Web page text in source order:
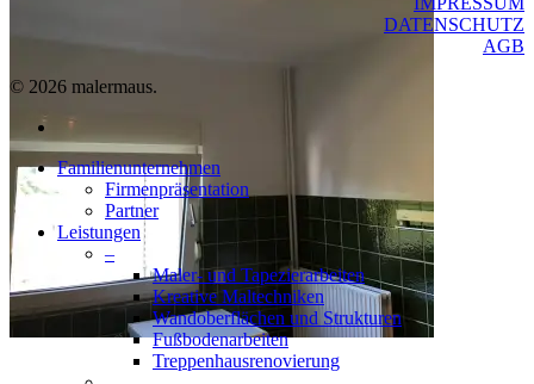
DATENSCHUTZ
AGB
© 2026 malermaus.
facebook
Close
Menu
Familienunternehmen
Firmenpräsentation
Partner
Leistungen
–
Maler- und Tapezierarbeiten
Kreative Maltechniken
Wandoberflächen und Strukturen
Fußbodenarbeiten
Treppenhausrenovierung